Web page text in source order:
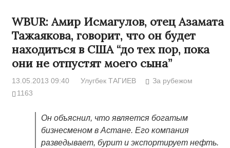
WBUR: Амир Исмагулов, отец Азамата
Тажаякова, говорит, что он будет
находиться в США “до тех пор, пока
они не отпустят моего сына”
13.05.2013 09:40 Улугбек ТАГИЕВ
За рубежом
1163
Он объяснил, что является богатым
бизнесменом в Астане. Его компания
разведывает, бурит и экспортирует нефть.